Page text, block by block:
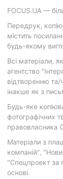
FOCUS.UA —
Передрук,
містить
будь-якому
Всі матеріали,
агентство
відтворенню
інакше як з
Будь-яке
фотографічних
правовласника
Матеріали з
компаній",
"Спецпроект за
основі.